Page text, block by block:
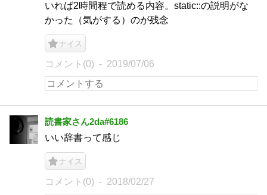
いれば2時間程で読める内容。static::の説明がな
かった（気がする）のが残念
ナイス
コメント(0) 2019/07/06
読書家さん2da#6186
いい辞書って感じ
ナイス
コメント(0) 2018/02/27